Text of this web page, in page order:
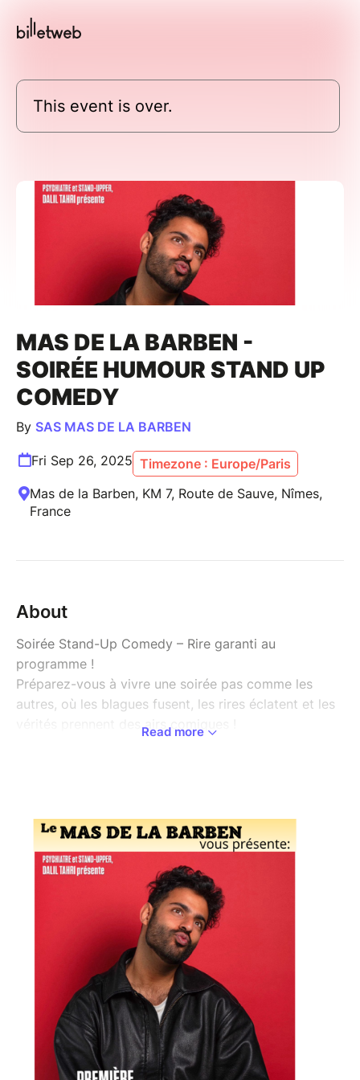
This event is over.
MAS DE LA BARBEN -
SOIRÉE HUMOUR STAND UP
COMEDY
By SAS MAS DE LA BARBEN
Fri Sep 26, 2025 Timezone : Europe/Paris
Mas de la Barben, KM 7, Route de Sauve, Nîmes,
France
About
Soirée Stand-Up Comedy – Rire garanti au
programme !
Préparez-vous à vivre une soirée pas comme les
autres, où les blagues fusent, les rires éclatent et les
vérités prennent des airs comiques !
et la scène du comique, Tahri Dalil vous emmène
dans son univers unique. Ce jeune psychiatre a
troqué, le temps d’un soir, sa blouse blanche pour le
Avec un regard aiguisé sur la société, les relations
humaines, et nos petites névroses du quotidien, Dalil
transforme ce qui pourrait nous déprimer... en fous
rires contagieux. C’est intelligent, sincère, parfois
absurde, mais toujours terriblement drôle.
Que vous veniez seul, entre amis ou en couple, cette
soirée est ouverte à tous ceux qui veulent penser un
Read more